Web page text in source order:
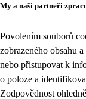
My a naši partneři
Povolením souborů
zobrazeného obsahu
nebo přistupovat k
o poloze a
Zodpovědnost